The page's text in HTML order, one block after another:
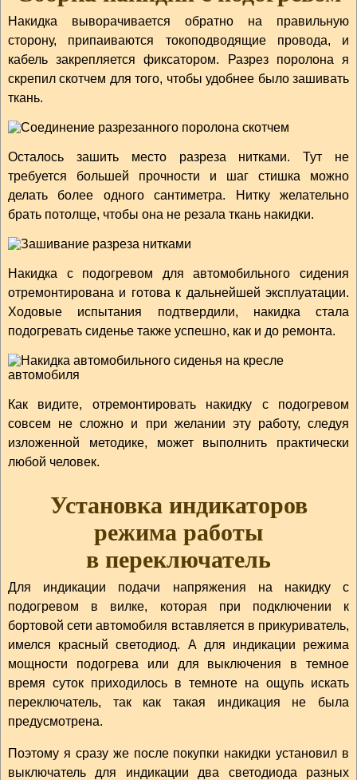
Накидка выворачивается обратно на правильную
сторону, припаиваются токоподводящие провода, и
кабель закрепляется фиксатором. Разрез поролона я
скрепил скотчем для того, чтобы удобнее было зашивать
ткань.
Осталось зашить место разреза нитками. Тут не
требуется большей прочности и шаг стишка можно
делать более одного сантиметра. Нитку желательно
брать потолще, чтобы она не резала ткань накидки.
Накидка с подогревом для автомобильного сидения
отремонтирована и готова к дальнейшей эксплуатации.
Ходовые испытания подтвердили, накидка стала
подогревать сиденье также успешно, как и до ремонта.
Как видите, отремонтировать накидку с подогревом
совсем не сложно и при желании эту работу, следуя
изложенной методике, может выполнить практически
любой человек.
Установка индикаторов
режима работы
в переключатель
Для индикации подачи напряжения на накидку с
подогревом в вилке, которая при подключении к
бортовой сети автомобиля вставляется в прикуриватель,
имелся красный светодиод. А для индикации режима
мощности подогрева или для выключения в темное
время суток приходилось в темноте на ощупь искать
переключатель, так как такая индикация не была
предусмотрена.
Поэтому я сразу же после покупки накидки установил в
выключатель для индикации два светодиода разных